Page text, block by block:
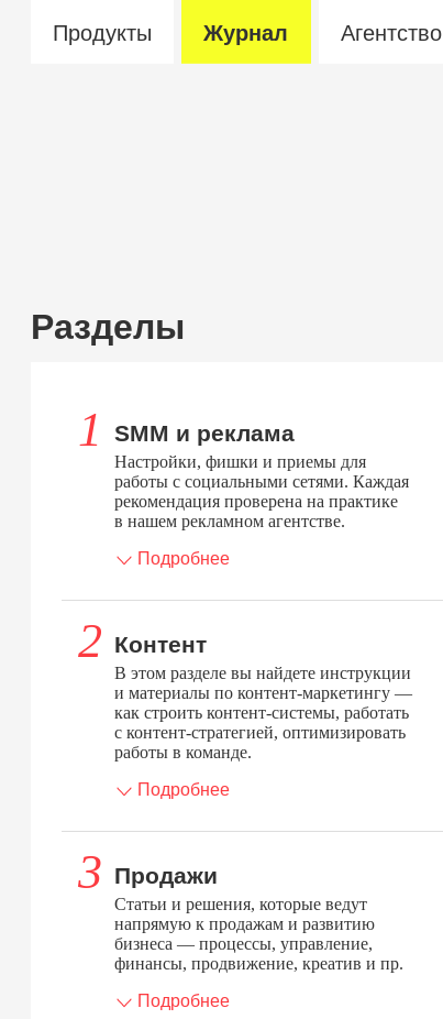
Продукты Журнал Агентство
Разделы
SMM и реклама
Настройки, фишки и приемы для
работы с социальными сетями. Каждая
рекомендация проверена на практике
в нашем рекламном агентстве.
Подробнее
Контент
В этом разделе вы найдете инструкции
и материалы по контент-маркетингу —
как строить контент-системы, работать
с контент-стратегией, оптимизировать
работы в команде.
Подробнее
Продажи
Статьи и решения, которые ведут
напрямую к продажам и развитию
бизнеса — процессы, управление,
финансы, продвижение, креатив и пр.
Подробнее